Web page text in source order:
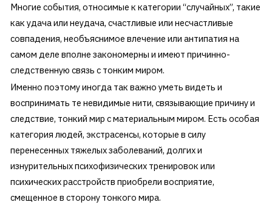
Многие события, относимые к категории “случайных”, такие
как удача или неудача, счастливые или несчастливые
совпадения, необъяснимое влечение или антипатия на
самом деле вполне закономерны и имеют причинно-
следственную связь с тонким миром.
Именно поэтому иногда так важно уметь видеть и
воспринимать те невидимые нити, связывающие причину и
следствие, тонкий мир с материальным миром. Есть особая
категория людей, экстрасенсы, которые в силу
перенесенных тяжелых заболеваний, долгих и
изнурительных психофизических тренировок или
психических расстройств приобрели восприятие,
смещенное в сторону тонкого мира.